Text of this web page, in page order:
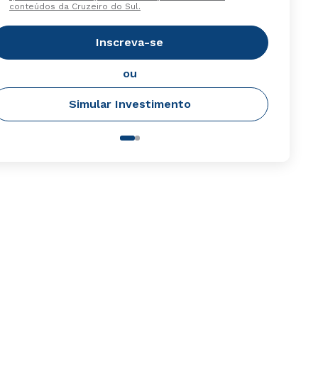
conteúdos da Cruzeiro do Sul.
Inscreva-se
ou
Simular Investimento